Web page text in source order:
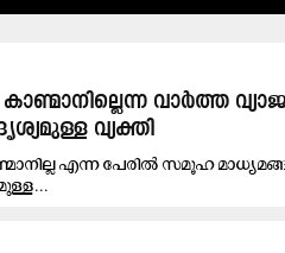
വാർത്ത
വ്യക്തി
എന്ന പേരിൽ സമൂഹ